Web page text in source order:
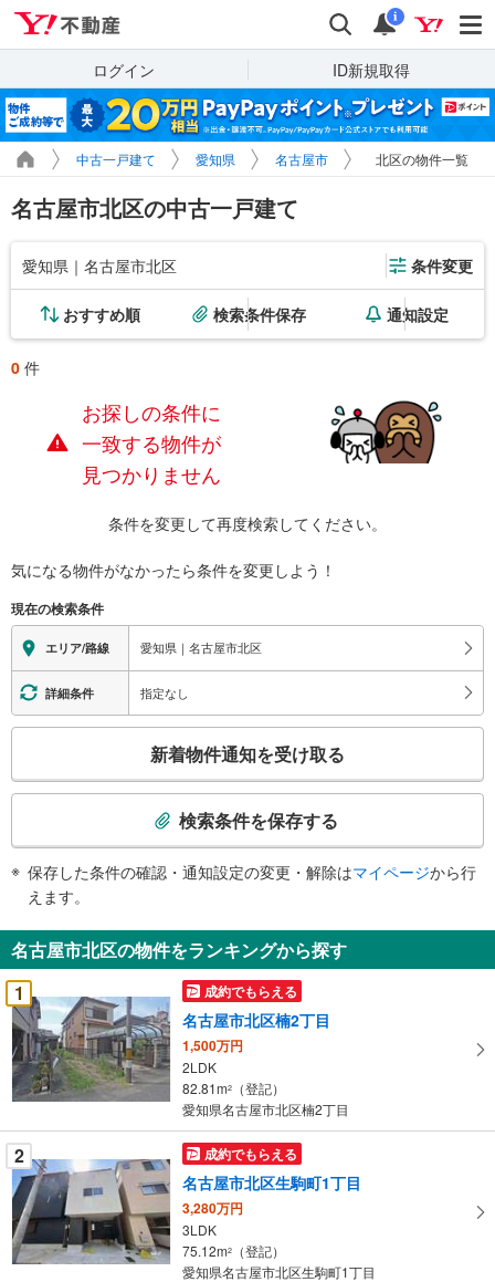
検索 通知
i
ログイン ID新規取得
中古一戸建て 愛知県 名古屋市 北区の物件一覧
名古屋市北区の中古一戸建て
愛知県｜名古屋市北区 条件変更
おすすめ順 検索条件保存 通知設定
0 件
お探しの条件に
一致する物件が
見つかりません
条件を変更して再度検索してください。
気になる物件がなかったら条件を変更しよう！
現在の検索条件
エリア/路線 愛知県｜名古屋市北区
詳細条件 指定なし
検
知
を
受
け
取
る
・
条
件
を
マ
イ
ペ
ー
新着物件通知を受け取る
検索条件を保存する
保存した条件の確認・通知設定の変更・解除はマイページから行
えます。
名古屋市北区の物件をランキングから探す
1
成約でもらえる
名古屋市北区楠2丁目
1,500万円
2LDK
82.81m2
（登記）
愛知県名古屋市北区楠2丁目
2 成約でもらえる
名古屋市北区生駒町1丁目
3,280万円
3LDK
75.12m2
（登記）
愛知県名古屋市北区生駒町1丁目